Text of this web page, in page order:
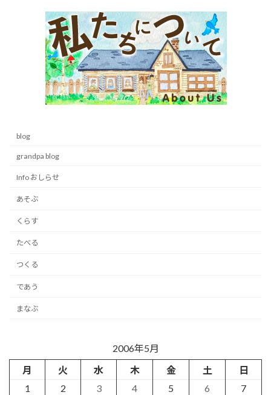
blog
grandpa blog
Info おしらせ
あそぶ
くらす
たべる
つくる
であう
まなぶ
2006年5月
月
火 水 木 金 土
日
1
2 3 4 5 6
7